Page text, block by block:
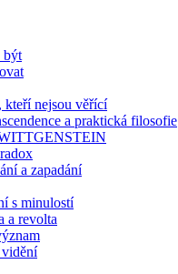
být
kteří nejsou věřící
a praktická filosofie
a zapadání
s minulostí
a revolta